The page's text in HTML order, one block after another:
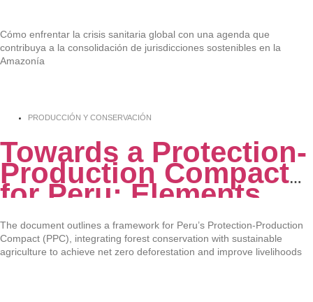
Cómo enfrentar la crisis sanitaria global con una agenda que
contribuya a la consolidación de jurisdicciones sostenibles en la
Amazonía
PRODUCCIÓN Y CONSERVACIÓN
Towards a Protection-
Production Compact
for Peru: Elements
and Lessons from
Global Experience
The document outlines a framework for Peru’s Protection-Production
Compact (PPC), integrating forest conservation with sustainable
agriculture to achieve net zero deforestation and improve livelihoods